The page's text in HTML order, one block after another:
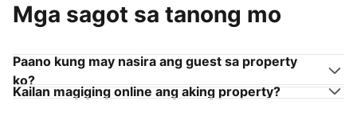
Mga sagot sa tanong mo
Paano kung may nasira ang guest sa property
ko?
Kailan magiging online ang aking property?